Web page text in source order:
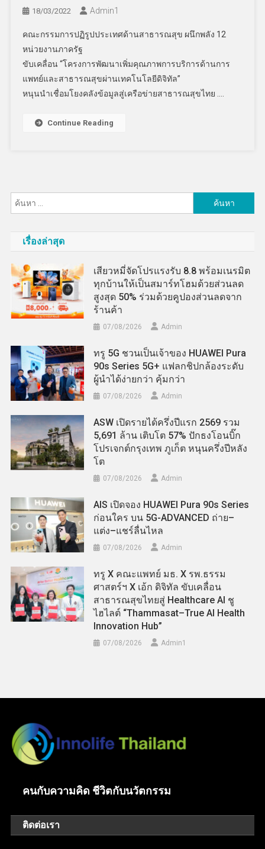
18/03/2022 Admin​1
คณะกรรมการปฏิรูปประเทศด้านสาธารณสุข ผนึกพลัง 12
หน่วยงานภาครัฐ
ขับเคลื่อน “โครงการพัฒนาเพิ่มคุณภาพการบริการด้านการ
แพทย์และสาธารณสุขผ่านเทคโนโลยีดิจิทัล”
หนุนนำเชื่อมโยงคลังข้อมูลสู่เครือข่ายสาธารณสุขไทย ….
Continue Reading
สำหรับ:
เรื่องล่าสุด
เสียวหมี่จัดโปรแรงรับ 8.8 พร้อมเนรมิต
ทุกบ้านให้เป็นสมาร์ทโฮมด้วยส่วนลด
สูงสุด 50% ร่วมด้วยคูปองส่วนลดจาก
ร้านค้า
07/08/2026 Admin
ทรู 5G ชวนเป็นเจ้าของ HUAWEI Pura
90s Series 5G+ แฟลกชิปกล้องระดับ
ผู้นำได้ง่ายกว่า คุ้มกว่า
07/08/2026 Admin
ASW เปิดรายได้ครึ่งปีแรก 2569 รวม
5,691 ล้าน เติบโต 57% ปักธงโอนบิ๊ก
โปรเจกต์กรุงเทพ ภูเก็ต หนุนครึ่งปีหลัง
โต
07/08/2026 Admin
AIS เปิดจอง HUAWEI Pura 90s Series
ก่อนใคร บน 5G-ADVANCED ถ่าย–
แต่ง–แชร์ลื่นไหล
07/08/2026 Admin
ทรู X คณะแพทย์ มธ. X รพ.ธรรม
ศาสตร์ฯ X เอ้ก ดิจิทัล ขับเคลื่อน
สาธารณสุขไทยสู่ Healthcare AI ชู
ไฮไลต์ “Thammasat–True AI Health
Innovation Hub”
07/08/2026 Admin​1
คนกับความคิด ชีวิตกับนวัตกรรม
ติดต่อเรา